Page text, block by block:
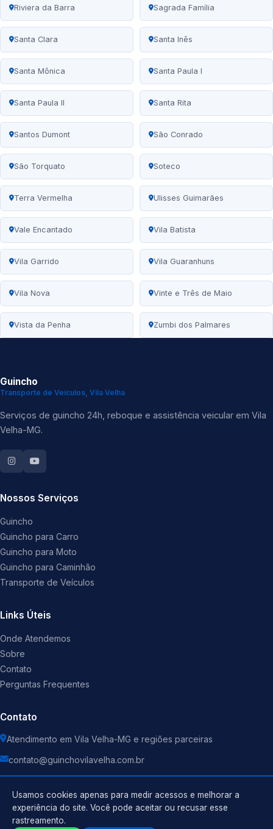
Riviera da Barra Sagrada Família
Santa Clara Santa Inês
Santa Mônica Santa Paula I
Santa Paula II Santa Rita
Santos Dumont São Conrado
São Torquato Soteco
Terra Vermelha Ulisses Guimarães
Vale Encantado Vila Batista
Vila Garrido Vila Guaranhuns
Vila Nova Vinte e Três de Maio
Vista da Penha Zumbi dos Palmares
Guincho
Transporte de Veículos, Vila Velha
Serviços de guincho 24h, reboque e assistência veicular em Vila
Velha-MG.
Nossos Serviços
Guincho
Guincho para Carro
Guincho para Moto
Guincho para Caminhão
Transporte de Veículos
Links Úteis
Onde Atendemos
Sobre
Contato
Perguntas Frequentes
Contato
Atendimento em Vila Velha-MG e regiões parceiras
contato@guinchovilavelha.com.br
Usamos cookies apenas para medir acessos e melhorar a
experiência do site. Você pode aceitar ou recusar esse
rastreamento.